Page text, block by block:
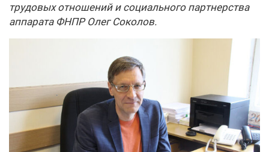
трудовых отношений и социального партнерства
аппарата ФНПР Олег Соколов.